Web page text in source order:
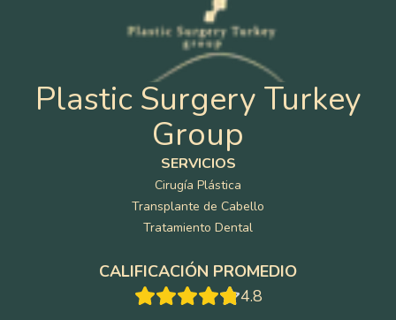
Plastic Surgery Turkey
Group
SERVICIOS
Cirugía Plástica
Transplante de Cabello
Tratamiento Dental
CALIFICACIÓN PROMEDIO
4.8